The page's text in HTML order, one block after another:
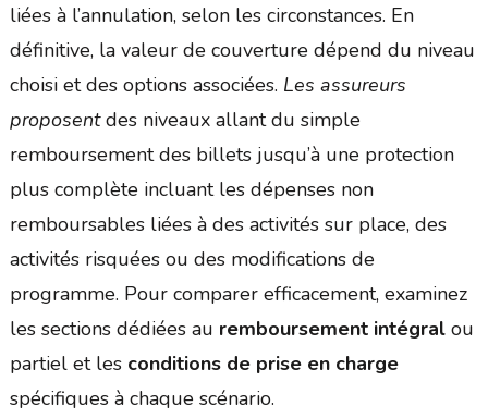
liées à l’annulation, selon les circonstances. En
définitive, la valeur de couverture dépend du niveau
choisi et des options associées. Les assureurs
proposentdes niveaux allant du simple
remboursement des billets jusqu’à une protection
plus complète incluant les dépenses non
remboursables liées à des activités sur place, des
activités risquées ou des modifications de
programme. Pour comparer efficacement, examinez
les sections dédiées au remboursement intégralou
partiel et les conditions de prise en charge
spécifiques à chaque scénario.